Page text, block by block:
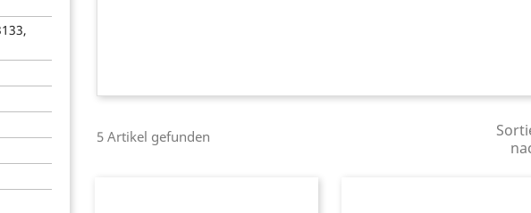
5 Artikel gefunden